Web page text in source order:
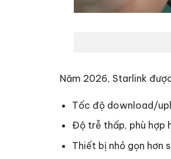
Năm 2026, Starlink
Tốc độ download/
Độ trễ thấp, phù hợp
Thiết bị nhỏ gọn hơn